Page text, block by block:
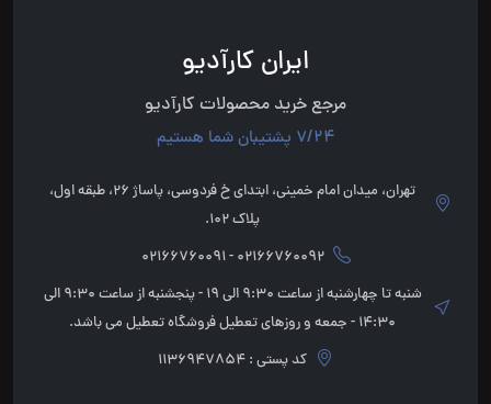
ایران کارآدیو
مرجع خرید محصولات کارآدیو
7/24 پشتیبان شما هستیم
تهران، میدان امام خمینی، ابتدای خ فردوسی، پاساژ 26، طبقه اول،
پلاک 102.
02166760092 - 02166760091
شنبه تا چهارشنبه از ساعت 9:30 الی 19 - پنجشنبه از ساعت 9:30 الی
14:30 - جمعه و روزهای تعطیل فروشگاه تعطیل می باشد.
کد پستی : 1136947854